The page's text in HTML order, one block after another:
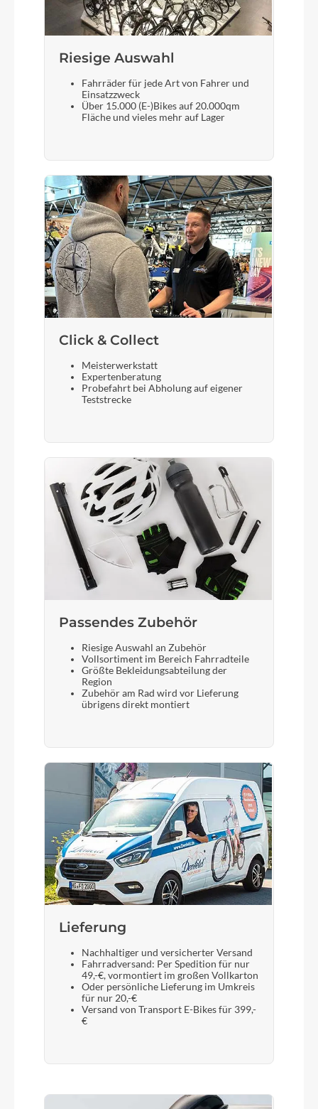
Shimano XT RD-M8100-SGS, ShadowPlus, 12-
Speed
Kurbelgarnitur
ACID MTB Hybrid Pro, 40T
Kassette
Shimano Deore CS-M6100, 10-51T
CUBE Comfort Trail Bar HD, 700mm
Motor
Bosch Drive Unit Performance Line CX max.
100Nm (BDU38)
Kette
KMC e12
Rücklicht
27,1 kg
ACID Front Light PRO-E 150 X-Connect, 12V,
DC
Akku
Bosch PowerTube 800
Laufradgröße
Gepäckträger
ACID Integrated Carrier 3.0, CUBE Adapter
Compatible
Riesige Auswahl
Fahrräder für jede Art von Fahrer und
Einsatzzweck
Über 15.000 (E-)Bikes auf 20.000qm
Fläche und vieles mehr auf Lager
Click & Collect
Meisterwerkstatt
Expertenberatung
Probefahrt bei Abholung auf eigener
Teststrecke
Passendes Zubehör
Riesige Auswahl an Zubehör
Vollsortiment im Bereich Fahrradteile
Größte Bekleidungsabteilung der
Region
Zubehör am Rad wird vor Lieferung
übrigens direkt montiert
Lieferung
Nachhaltiger und versicherter Versand
Fahrradversand: Per Spedition für nur
49,-€, vormontiert im großen Vollkarton
Oder persönliche Lieferung im Umkreis
für nur 20,-€
Versand von Transport E-Bikes für 399,-
€